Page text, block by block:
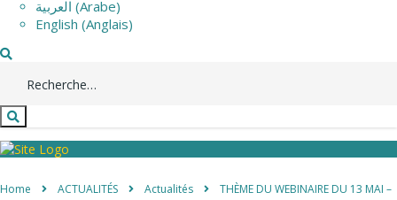
العربية (Arabe)
English (Anglais)
Home ACTUALITÉS Actualités
THÈME DU WEBINAIRE DU 13 MAI –